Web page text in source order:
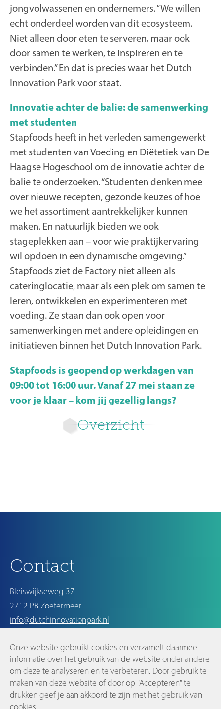
Onze website gebruikt cookies en verzamelt daarmee
informatie over het gebruik van de website onder andere
om deze te analyseren en te verbeteren. Door gebruik te
maken van deze website of door op "Accepteren" te
drukken geef je aan akkoord te zijn met het gebruik van
cookies.
Overzicht
jongvolwassenen en ondernemers. “We willen
echt onderdeel worden van dit ecosysteem.
Niet alleen door eten te serveren, maar ook
door samen te werken, te inspireren en te
verbinden.” En dat is precies waar het Dutch
Innovation Park voor staat.
Innovatie achter de balie: de samenwerking
met studenten
Stapfoods heeft in het verleden samengewerkt
met studenten van Voeding en Diëtetiek van De
Haagse Hogeschool om de innovatie achter de
balie te onderzoeken. “Studenten denken mee
over nieuwe recepten, gezonde keuzes of hoe
we het assortiment aantrekkelijker kunnen
maken. En natuurlijk bieden we ook
stageplekken aan – voor wie praktijkervaring
wil opdoen in een dynamische omgeving.”
Stapfoods ziet de Factory niet alleen als
cateringlocatie, maar als een plek om samen te
leren, ontwikkelen en experimenteren met
voeding. Ze staan dan ook open voor
samenwerkingen met andere opleidingen en
initiatieven binnen het Dutch Innovation Park.
Stapfoods is geopend op werkdagen van
09:00 tot 16:00 uur. Vanaf 27 mei staan ze
voor je klaar – kom jij gezellig langs?
Contact
Bleiswijkseweg 37
2712 PB Zoetermeer
info@dutchinnovationpark.nl
Op de hoogte blijven